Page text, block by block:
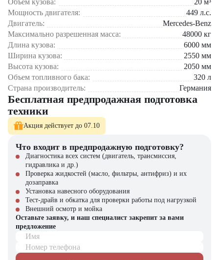
системы ESP, ABS, ASR и
Простота обслуживания
удобный доступ к основным
Долговечность
антикоррозийная обработка
и износостойкие материалы
Сферы применения:
Строительство – перевозка песка, щебня, грунта
Коммунальное хозяйство – вывоз строительного мусора
Промышленные перевозки – доставка сырья на предприятия
Эта модель сочетает в себе немецкое качество, надежность и
экономичность. Благодаря продуманной конструкции и
использованию высококачественных материалов, самосвал
Mercedes-Benz Arocs 4145 K [8x4, 20 м³] обеспечивает минимальные
эксплуатационные затраты при максимальной производительности.
Компания "ЦТО" – официальный дилер Mercedes-Benz –
предлагает:
Новые самосвалы с полным пакетом документов
Официальную гарантию производителя
Профессиональное сервисное обслуживание
Гибкие программы финансирования (лизинг/кредит)
Оригинальные запчасти в наличии
В нашем каталоге представлен широкий выбор спецтехники
Mercedes-Benz, а также вилочные погрузчики, складское
оборудование и навесные устройства.
Объем кузова:
20 м³
Мощность двигателя:
449 л.с.
Двигатель:
Mercedes-Benz
Максимально разрешенная масса:
48000 кг
Длина кузова:
6000 мм
Ширина кузова:
2550 мм
Высота кузова:
2050 мм
Объем топливного бака:
320 л
Страна производитель:
Германия
Бесплатная предпродажная подготовка
техники
Акция действует до 07.10
Что входит в предпродажную подготовку?
Диагностика всех систем (двигатель, трансмиссия,
гидравлика и др.)
Проверка жидкостей (масло, фильтры, антифриз) и их
дозаправка
Установка навесного оборудования
Тест-драйв и обкатка для проверки работы под нагрузкой
Внешний осмотр и мойка
Оставьте заявку, и наш специалист закрепит за вами
предложение
Имя
Номер телефона